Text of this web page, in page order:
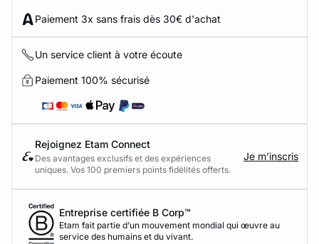
Paiement 3x sans frais dès 30€ d'achat
Un service client à votre écoute
Paiement 100% sécurisé
Rejoignez Etam Connect
Des avantages exclusifs et des expériences
uniques. Vos 100 premiers points fidélités offerts.
Je m’inscris
Entreprise certifiée B Corp™
Etam fait partie d’un mouvement mondial qui œuvre au
service des humains et du vivant.